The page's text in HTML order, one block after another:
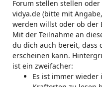
Forum stellen stellen
vidya.de (bitte mit
werden willst oder ob der
Mit der Teilnahme an
du dich auch bereit, dass
erscheinen kann.
ist ein zweifacher:
Es ist immer